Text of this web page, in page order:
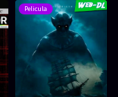
Pelicula